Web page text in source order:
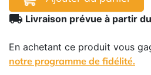
local_shipping Livraison prévue à partir
En achetant ce produit vous
notre programme de fidélité.